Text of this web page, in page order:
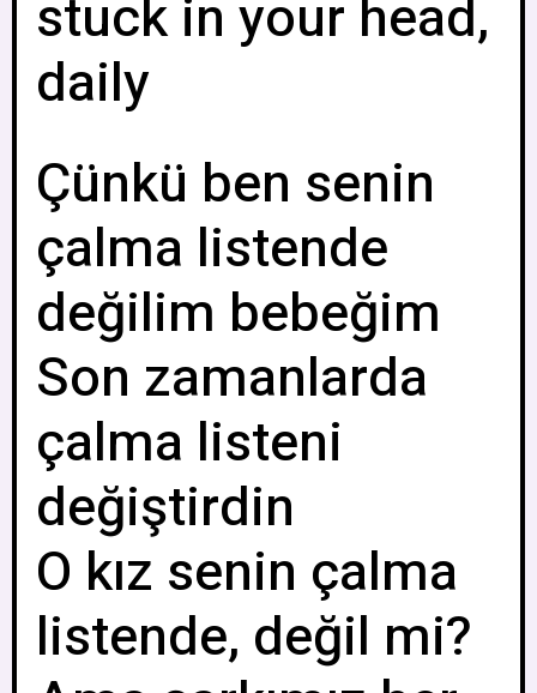
stuck in your head,
daily
Çünkü ben senin
çalma listende
değilim bebeğim
Son zamanlarda
çalma listeni
değiştirdin
O kız senin çalma
listende, değil mi?